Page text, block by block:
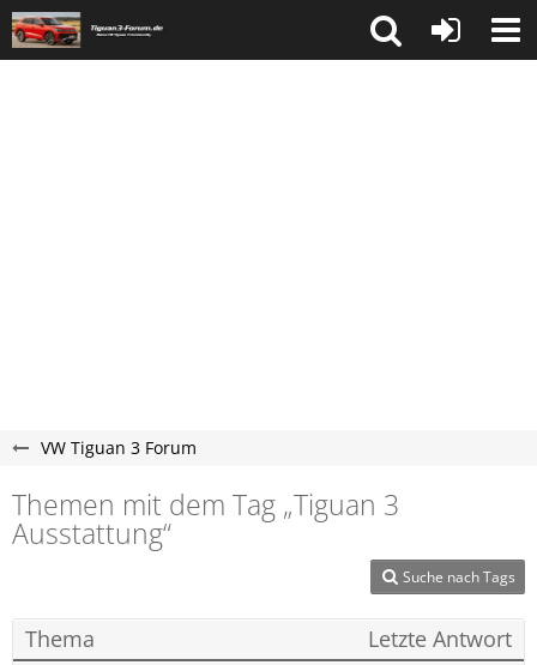
VW Tiguan 3 Forum
Themen mit dem Tag „Tiguan 3
Ausstattung“
Suche nach Tags
Thema Letzte Antwort